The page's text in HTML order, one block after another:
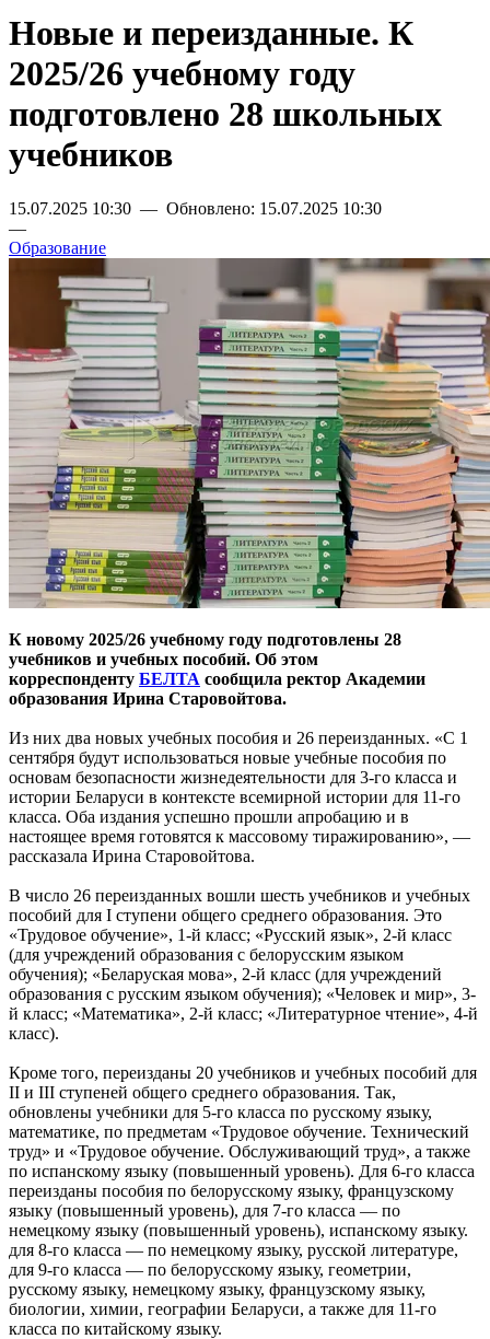
Новые и переизданные. К
2025/26 учебному году
подготовлено 28 школьных
учебников
15.07.2025 10:30 — Обновлено: 15.07.2025 10:30
—
Образование
К новому 2025/26 учебному году подготовлены 28
учебников и учебных пособий. Об этом
корреспонденту БЕЛТА сообщила ректор Академии
образования Ирина Старовойтова.
Из них два новых учебных пособия и 26 переизданных. «С 1
сентября будут использоваться новые учебные пособия по
основам безопасности жизнедеятельности для 3-го класса и
истории Беларуси в контексте всемирной истории для 11-го
класса. Оба издания успешно прошли апробацию и в
настоящее время готовятся к массовому тиражированию», —
рассказала Ирина Старовойтова.
В число 26 переизданных вошли шесть учебников и учебных
пособий для I ступени общего среднего образования. Это
«Трудовое обучение», 1-й класс; «Русский язык», 2-й класс
(для учреждений образования с белорусским языком
обучения); «Беларуская мова», 2-й класс (для учреждений
образования с русским языком обучения); «Человек и мир», 3-
й класс; «Математика», 2-й класс; «Литературное чтение», 4-й
класс).
Кроме того, переизданы 20 учебников и учебных пособий для
II и III ступеней общего среднего образования. Так,
обновлены учебники для 5-го класса по русскому языку,
математике, по предметам «Трудовое обучение. Технический
труд» и «Трудовое обучение. Обслуживающий труд», а также
по испанскому языку (повышенный уровень). Для 6-го класса
переизданы пособия по белорусскому языку, французскому
языку (повышенный уровень), для 7-го класса — по
немецкому языку (повышенный уровень), испанскому языку.
для 8-го класса — по немецкому языку, русской литературе,
для 9-го класса — по белорусскому языку, геометрии,
русскому языку, немецкому языку, французскому языку,
биологии, химии, географии Беларуси, а также для 11-го
класса по китайскому языку.